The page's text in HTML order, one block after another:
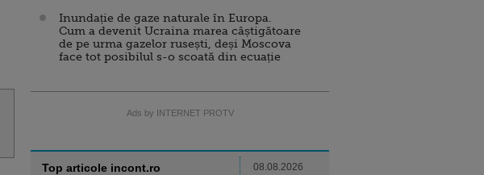
Inundație de gaze naturale în Europa.
Cum a devenit Ucraina marea câștigătoare
de pe urma gazelor rusești, deși Moscova
face tot posibilul s-o scoată din ecuație
Ads by INTERNET PROTV
Top articole incont.ro 08.08.2026